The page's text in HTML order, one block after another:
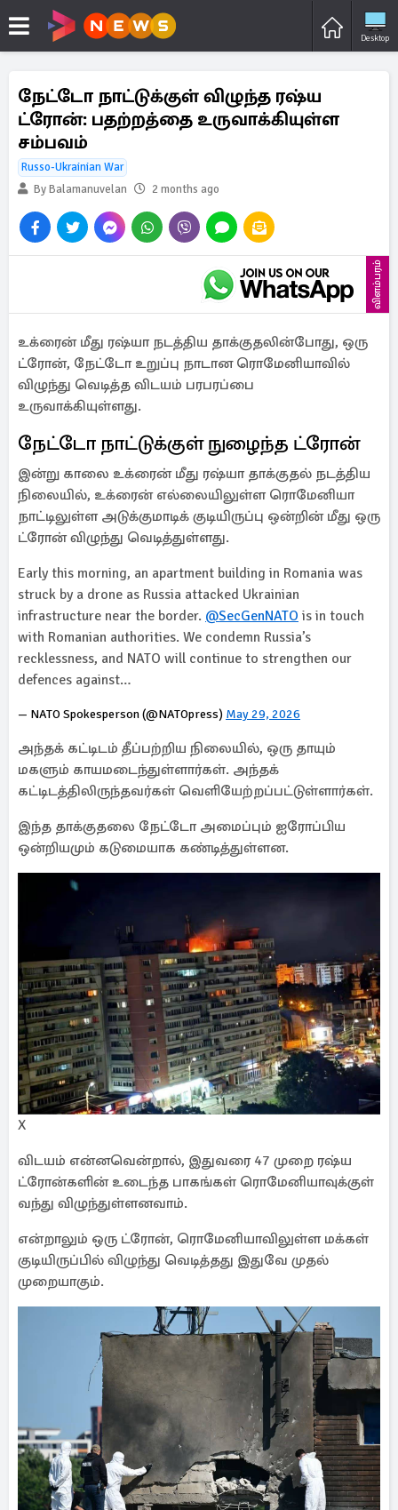
Desktop
நேட்டோ நாட்டுக்குள் விழுந்த ரஷ்ய
ட்ரோன்: பதற்றத்தை உருவாக்கியுள்ள
சம்பவம்
Russo-Ukrainian War
By Balamanuvelan
2 months ago
விளம்பரம்
உக்ரைன் மீது ரஷ்யா நடத்திய தாக்குதலின்போது, ஒரு
ட்ரோன், நேட்டோ உறுப்பு நாடான ரொமேனியாவில்
விழுந்து வெடித்த விடயம் பரபரப்பை
உருவாக்கியுள்ளது.
நேட்டோ நாட்டுக்குள் நுழைந்த ட்ரோன்
இன்று காலை உக்ரைன் மீது ரஷ்யா தாக்குதல் நடத்திய
நிலையில், உக்ரைன் எல்லையிலுள்ள ரொமேனியா
நாட்டிலுள்ள அடுக்குமாடிக் குடியிருப்பு ஒன்றின் மீது ஒரு
ட்ரோன் விழுந்து வெடித்துள்ளது.
Early this morning, an apartment building in Romania was
struck by a drone as Russia attacked Ukrainian
infrastructure near the border. @SecGenNATO is in touch
with Romanian authorities. We condemn Russia’s
recklessness, and NATO will continue to strengthen our
defences against…
— NATO Spokesperson (@NATOpress) May 29, 2026
அந்தக் கட்டிடம் தீப்பற்றிய நிலையில், ஒரு தாயும்
மகளும் காயமடைந்துள்ளார்கள். அந்தக்
கட்டிடத்திலிருந்தவர்கள் வெளியேற்றப்பட்டுள்ளார்கள்.
இந்த தாக்குதலை நேட்டோ அமைப்பும் ஐரோப்பிய
ஒன்றியமும் கடுமையாக கண்டித்துள்ளன.
X
விடயம் என்னவென்றால், இதுவரை 47 முறை ரஷ்ய
ட்ரோன்களின் உடைந்த பாகங்கள் ரொமேனியாவுக்குள்
வந்து விழுந்துள்ளனவாம்.
என்றாலும் ஒரு ட்ரோன், ரொமேனியாவிலுள்ள மக்கள்
குடியிருப்பில் விழுந்து வெடித்தது இதுவே முதல்
முறையாகும்.